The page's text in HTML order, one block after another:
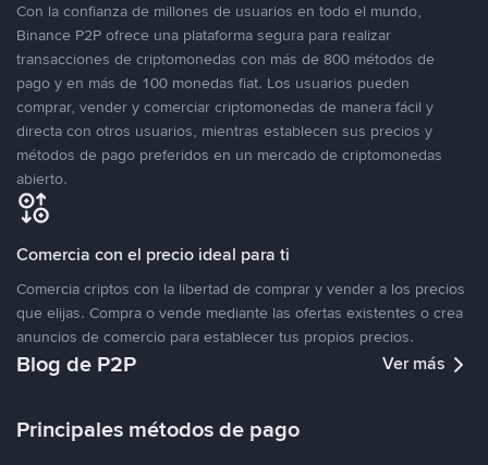
Con la confianza de millones de usuarios en todo el mundo,
Binance P2P ofrece una plataforma segura para realizar
transacciones de criptomonedas con más de 800 métodos de
pago y en más de 100 monedas fiat. Los usuarios pueden
comprar, vender y comerciar criptomonedas de manera fácil y
directa con otros usuarios, mientras establecen sus precios y
métodos de pago preferidos en un mercado de criptomonedas
abierto.
Comercia con el precio ideal para ti
Comercia criptos con la libertad de comprar y vender a los precios
que elijas. Compra o vende mediante las ofertas existentes o crea
anuncios de comercio para establecer tus propios precios.
Blog de P2P Ver más
Principales métodos de pago